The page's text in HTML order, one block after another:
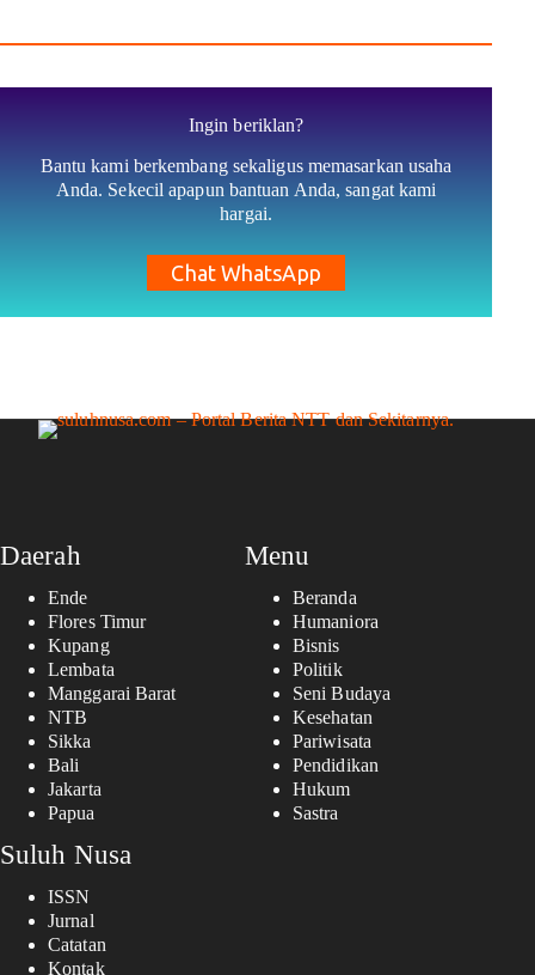
Ingin beriklan?
Bantu kami berkembang sekaligus memasarkan usaha
Anda. Sekecil apapun bantuan Anda, sangat kami
hargai.
Chat WhatsApp
Daerah
Ende
Flores Timur
Kupang
Lembata
Manggarai Barat
NTB
Sikka
Bali
Jakarta
Papua
Menu
Beranda
Humaniora
Bisnis
Politik
Seni Budaya
Kesehatan
Pariwisata
Pendidikan
Hukum
Sastra
Suluh Nusa
ISSN
Jurnal
Catatan
Kontak